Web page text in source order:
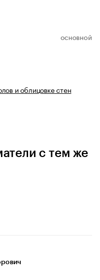
ОСНОВНОЙ
и облицовке стен
с тем же